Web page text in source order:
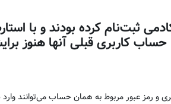
ثبت‌نام کرده بودند و با
حساب کاربری قبلی آنها هنوز
و رمز عبور مربوط به همان حساب می‌توانند